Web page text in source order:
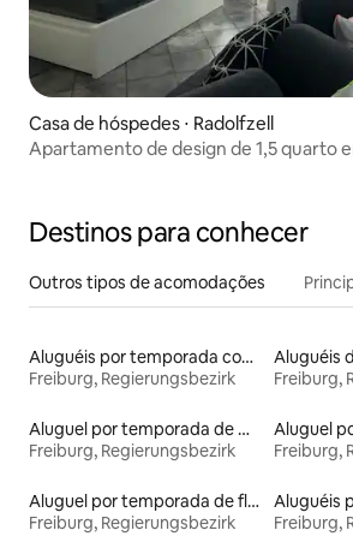
Casa de hóspedes ⋅ Radolfzell
Apartamento de design de 1,5 quarto
Destinos para conhecer
Outros tipos de acomodações
Aluguéis por temporada com acesso à praia
Freiburg, Regierungsbezirk
Freiburg,
Aluguel por temporada de microcasas
Freiburg, Regierungsbezirk
Freiburg,
Aluguel por temporada de flats
Freiburg, Regierungsbezirk
Freiburg,